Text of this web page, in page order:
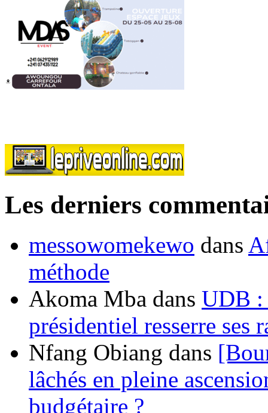
Les derniers
messowomekewo dans
méthode
Akoma Mba dans UDB :
présidentiel resserre ses
Nfang Obiang dans
lâchés en pleine
budgétaire ?